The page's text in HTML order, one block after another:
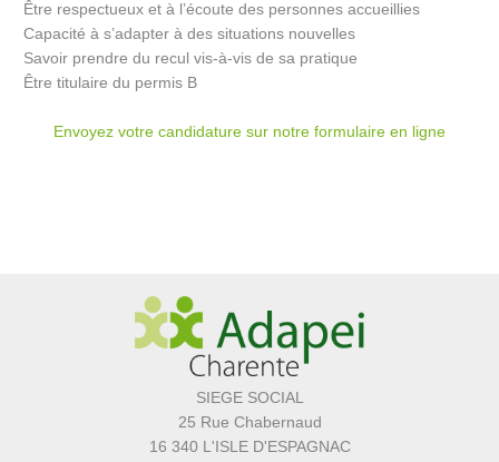
Être respectueux et à l’écoute des personnes accueillies
Capacité à s’adapter à des situations nouvelles
Savoir prendre du recul vis-à-vis de sa pratique
Être titulaire du permis B
Envoyez votre candidature sur notre formulaire en ligne
SIEGE SOCIAL
25 Rue Chabernaud
16 340 L'ISLE D'ESPAGNAC